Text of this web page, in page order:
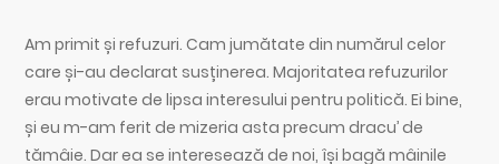
Am primit și refuzuri. Cam jumătate din numărul celor
care și-au declarat susținerea. Majoritatea refuzurilor
erau motivate de lipsa interesului pentru politică. Ei bine,
și eu m-am ferit de mizeria asta precum dracu’ de
tămâie. Dar ea se interesează de noi, își bagă mâinile